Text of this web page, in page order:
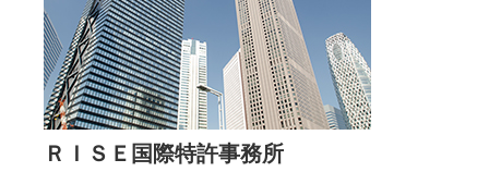
ＲＩＳＥ国際特許事務所